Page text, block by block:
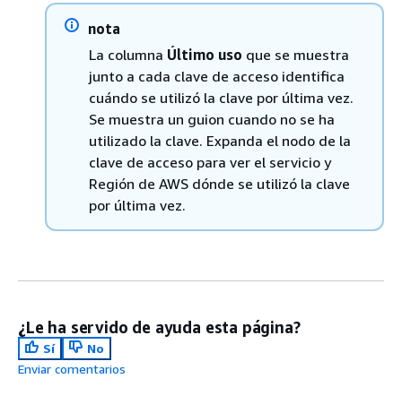
nota
La columna Último uso que se muestra
junto a cada clave de acceso identifica
cuándo se utilizó la clave por última vez.
Se muestra un guion cuando no se ha
utilizado la clave. Expanda el nodo de la
clave de acceso para ver el servicio y
Región de AWS dónde se utilizó la clave
por última vez.
¿Le ha servido de ayuda esta página?
Sí
No
Enviar comentarios